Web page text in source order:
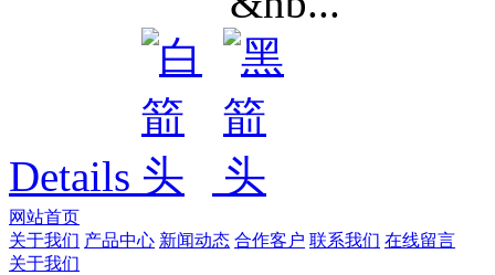
Details
网站首页
关于我们 产品中心 新闻动态 合作客户 联系我们 在线留言
关于我们